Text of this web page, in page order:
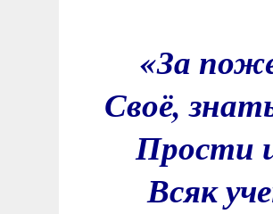
«За
Своё,
Прости
Всяк